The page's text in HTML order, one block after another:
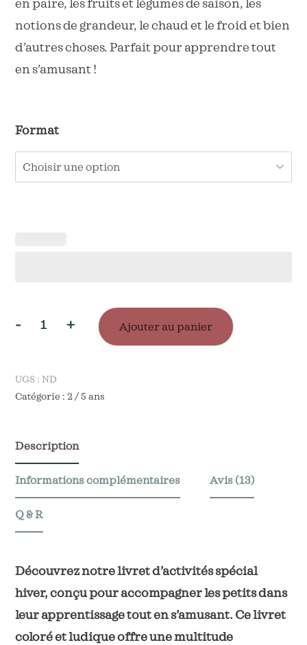
22,90 €
en paire, les fruits et légumes de saison, les
notions de grandeur, le chaud et le froid et bien
d’autres choses. Parfait pour apprendre tout
en s’amusant !
Format
-
Livret
d'activités
l'hiver
+ Ajouter au panier
UGS : ND
Catégorie : 2 / 5 ans
Description
Informations complémentaires Avis (13)
Q & R
Découvrez notre livret d’activités spécial
hiver, conçu pour accompagner les petits dans
leur apprentissage tout en s’amusant. Ce livret
coloré et ludique offre une multitude